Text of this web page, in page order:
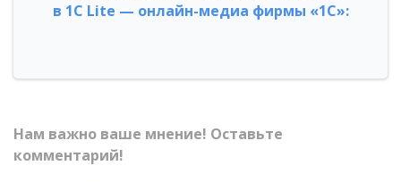
в 1С Lite — онлайн-медиа фирмы «1С»:
Нам важно ваше мнение! Оставьте
комментарий!